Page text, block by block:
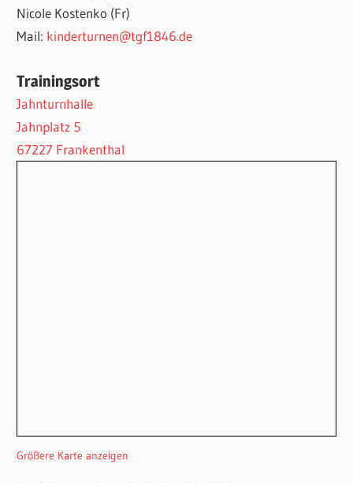
Nicole Kostenko (Fr)
Mail: kinderturnen@tgf1846.de
Trainingsort
Jahnturnhalle
Jahnplatz 5
67227 Frankenthal
Größere Karte anzeigen